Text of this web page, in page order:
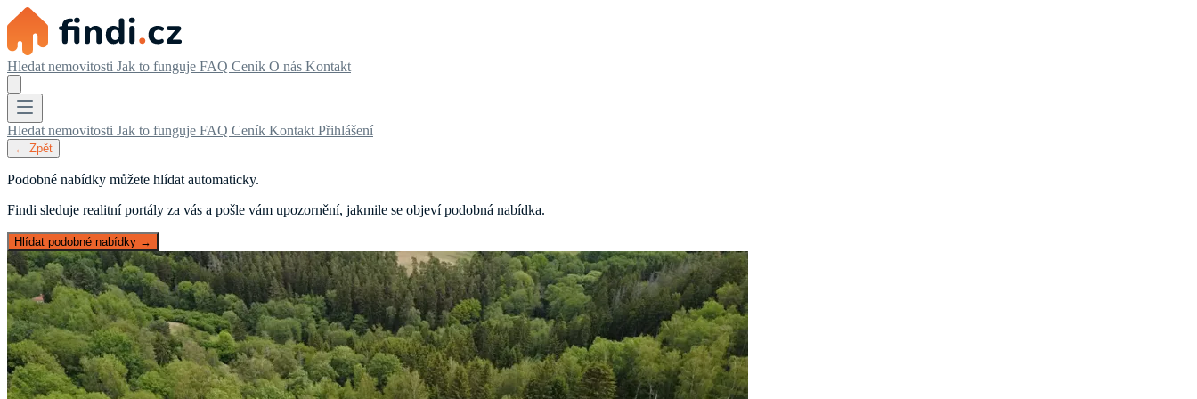
Hledat nemovitosti Jak to funguje FAQ Ceník O nás Kontakt
Hledat nemovitosti Jak to funguje FAQ Ceník Kontakt Přihlášení
← Zpět
Podobné nabídky můžete hlídat automaticky.
Findi sleduje realitní portály za vás a pošle vám upozornění, jakmile se objeví podobná nabídka.
Hlídat podobné nabídky →